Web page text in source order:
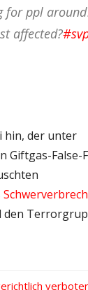
for ppl
affected?
hin, der unter
Giftgas-False-
den